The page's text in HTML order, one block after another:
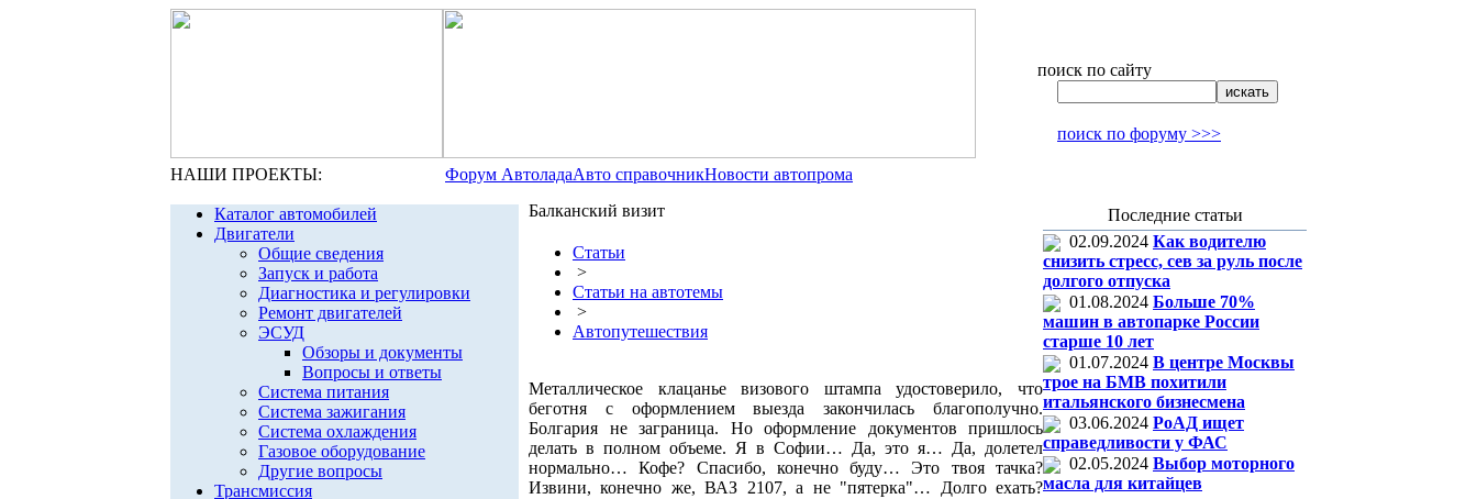
поиск по сайту
поиск по форуму >>>
НАШИ ПРОЕКТЫ: Форум АвтоладаАвто справочникНовости автопрома
Каталог автомобилей
Двигатели
Общие сведения
Запуск и работа
Диагностика и регулировки
Ремонт двигателей
ЭСУД
Обзоры и документы
Вопросы и ответы
Система питания
Система зажигания
Система охлаждения
Газовое оборудование
Другие вопросы
Трансмиссия
Балканский визит
Статьи
>
Статьи на автотемы
>
Автопутешествия
Металлическое клацанье визового штампа удостоверило, что
беготня с оформлением выезда закончилась благополучно.
Болгария не заграница. Но оформление документов пришлось
делать в полном объеме. Я в Софии… Да, это я… Да, долетел
нормально… Кофе? Спасибо, конечно буду… Это твоя тачка?
Извини, конечно же, ВАЗ 2107, а не "пятерка"… Долго ехать?
Последние статьи
02.09.2024 Как водителю
снизить стресс, сев за руль после
долгого отпуска
01.08.2024 Больше 70%
машин в автопарке России
старше 10 лет
01.07.2024 В центре Москвы
трое на БМВ похитили
итальянского бизнесмена
03.06.2024 РоАД ищет
справедливости у ФАС
02.05.2024 Выбор моторного
масла для китайцев